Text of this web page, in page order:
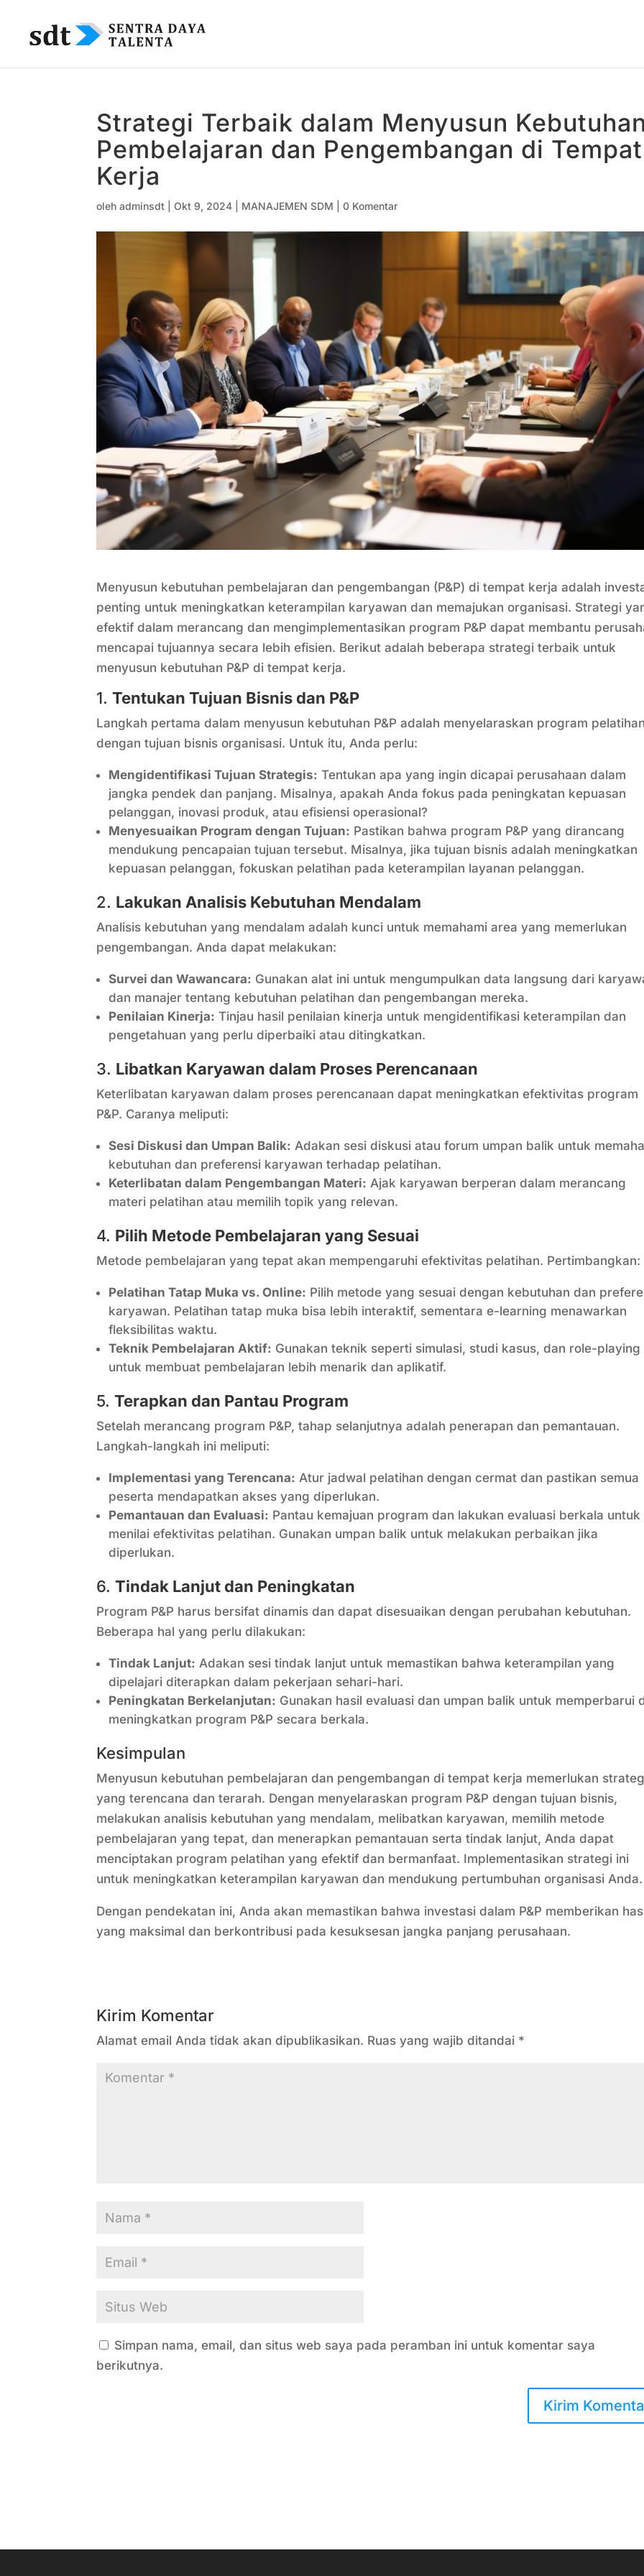
Strategi Terbaik dalam Menyusun
Pembelajaran dan Pengembangan di Tempat
Kerja
olehadminsdt |Okt 9, 2024 MANAJEMEN SDM |0 Komentar
Menyusun kebutuhan pembelajaran dan pengembangan (P&P) di tempat kerja adalah
penting untuk meningkatkan keterampilan karyawan dan memajukan organisasi. Strategi
efektif dalam merancang dan mengimplementasikan program P&P dapat membantu
mencapai tujuannya secara lebih efisien. Berikut adalah beberapa strategi terbaik untuk
menyusun kebutuhan P&P di tempat kerja.
1.Tentukan Tujuan Bisnis dan P&P
Langkah pertama dalam menyusun kebutuhan P&P adalah menyelaraskan program
dengan tujuan bisnis organisasi. Untuk itu, Anda perlu:
Mengidentifikasi Tujuan Strategis: Tentukan apa yang ingin dicapai perusahaan dalam
jangka pendek dan panjang. Misalnya, apakah Anda fokus pada peningkatan kepuasan
pelanggan, inovasi produk, atau efisiensi operasional?
Menyesuaikan Program dengan Tujuan: Pastikan bahwa program P&P yang dirancang
mendukung pencapaian tujuan tersebut. Misalnya, jika tujuan bisnis adalah meningkatkan
kepuasan pelanggan, fokuskan pelatihan pada keterampilan layanan pelanggan.
2. Lakukan Analisis Kebutuhan Mendalam
Analisis kebutuhan yang mendalam adalah kunci untuk memahami area yang memerlukan
pengembangan. Anda dapat melakukan:
Survei dan Wawancara: Gunakan alat ini untuk mengumpulkan data langsung dari
dan manajer tentang kebutuhan pelatihan dan pengembangan mereka.
Penilaian Kinerja: Tinjau hasil penilaian kinerja untuk mengidentifikasi keterampilan dan
pengetahuan yang perlu diperbaiki atau ditingkatkan.
3. Libatkan Karyawan dalam Proses Perencanaan
Keterlibatan karyawan dalam proses perencanaan dapat meningkatkan efektivitas program
P&P. Caranya meliputi:
Sesi Diskusi dan Umpan Balik: Adakan sesi diskusi atau forum umpan balik untuk
kebutuhan dan preferensi karyawan terhadap pelatihan.
Keterlibatan dalam Pengembangan Materi: Ajak karyawan berperan dalam merancang
materi pelatihan atau memilih topik yang relevan.
4. Pilih Metode Pembelajaran yang Sesuai
Metode pembelajaran yang tepat akan mempengaruhi efektivitas pelatihan. Pertimbangkan:
Pelatihan Tatap Muka vs. Online: Pilih metode yang sesuai dengan kebutuhan dan
karyawan. Pelatihan tatap muka bisa lebih interaktif, sementara e-learning menawarkan
fleksibilitas waktu.
Teknik Pembelajaran Aktif: Gunakan teknik seperti simulasi, studi kasus, dan role-playing
untuk membuat pembelajaran lebih menarik dan aplikatif.
5.Terapkan dan Pantau Program
Setelah merancang program P&P, tahap selanjutnya adalah penerapan dan pemantauan.
Langkah-langkah ini meliputi:
Implementasi yang Terencana: Atur jadwal pelatihan dengan cermat dan pastikan semua
peserta mendapatkan akses yang diperlukan.
Pemantauan dan Evaluasi: Pantau kemajuan program dan lakukan evaluasi berkala untuk
menilai efektivitas pelatihan. Gunakan umpan balik untuk melakukan perbaikan jika
diperlukan.
6.Tindak Lanjut dan Peningkatan
Program P&P harus bersifat dinamis dan dapat disesuaikan dengan perubahan kebutuhan.
Beberapa hal yang perlu dilakukan:
Tindak Lanjut: Adakan sesi tindak lanjut untuk memastikan bahwa keterampilan yang
dipelajari diterapkan dalam pekerjaan sehari-hari.
Peningkatan Berkelanjutan: Gunakan hasil evaluasi dan umpan balik untuk memperbarui
meningkatkan program P&P secara berkala.
Kesimpulan
Menyusun kebutuhan pembelajaran dan pengembangan di tempat kerja memerlukan
yang terencana dan terarah. Dengan menyelaraskan program P&P dengan tujuan bisnis,
melakukan analisis kebutuhan yang mendalam, melibatkan karyawan, memilih metode
pembelajaran yang tepat, dan menerapkan pemantauan serta tindak lanjut, Anda dapat
menciptakan program pelatihan yang efektif dan bermanfaat. Implementasikan strategi ini
untuk meningkatkan keterampilan karyawan dan mendukung pertumbuhan organisasi Anda.
Dengan pendekatan ini, Anda akan memastikan bahwa investasi dalam P&P memberikan
yang maksimal dan berkontribusi pada kesuksesan jangka panjang perusahaan.
Kirim Komentar
Alamat email Anda tidak akan dipublikasikan. Ruas yang wajib ditandai *
Simpan nama, email, dan situs web saya pada peramban ini untuk komentar saya
berikutnya.